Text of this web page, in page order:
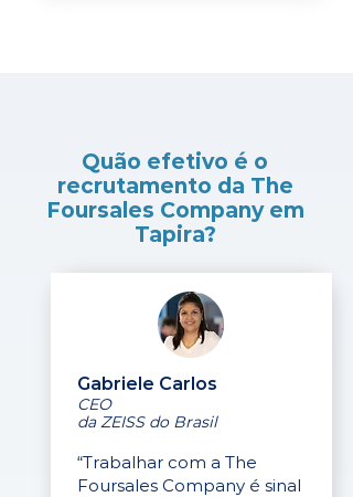
Quão efetivo é o
recrutamento da The
Foursales Company em
Tapira?
Gabriele Carlos
CEO
da ZEISS do Brasil
“Trabalhar com a The
Foursales Company é sinal